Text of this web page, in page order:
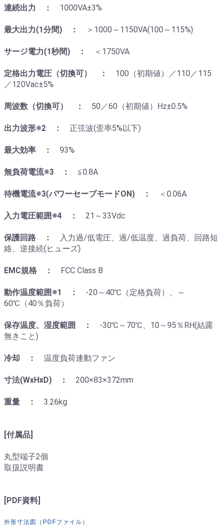
連続出力 ： 1000VA±3%
最大出力(1分間) ： ＞1000～1150VA(100～115%)
サージ電力(1秒間) ： ＜1750VA
定格出力電圧（切換可） ： 100（初期値）／110／115
／120Vac±5%
周波数（切換可） ： 50／60（初期値）Hz±0.5%
出力波形※2 ： 正弦波(歪率5%以下)
最大効率 ： 93%
無負荷電流※3 ： ≦0.8A
待機電流※3(パワーセーブモードON) ： ＜0.06A
入力電圧範囲※4 ： 21～33Vdc
保護回路 ：
入力過/低電圧、過/低温度、過負荷、回路短
絡、逆接続(ヒューズ)
EMC規格 ： FCC Class B
動作温度範囲※1 ： -20～40℃（定格負荷）、～
60℃（40％負荷）
保存温度、湿度範囲 ： -30℃～70℃、10～95％RH(結露
無きこと)
冷却 ： 温度負荷連動ファン
寸法(WxHxD) ： 200×83×372mm
重量 ： 3.26kg
[付属品]
丸型端子2個
取扱説明書
[PDF資料]
外形寸法図（PDFファイル）